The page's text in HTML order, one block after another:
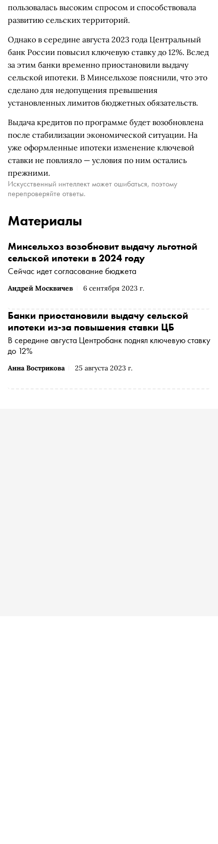
пользовалась высоким спросом и способствовала
развитию сельских территорий.
Однако в середине августа 2023 года Центральный
банк России повысил ключевую ставку до 12%. Вслед
за этим банки временно приостановили выдачу
сельской ипотеки. В Минсельхозе пояснили, что это
сделано для недопущения превышения
установленных лимитов бюджетных обязательств.
Выдача кредитов по программе будет возобновлена
после стабилизации экономической ситуации. На
уже оформленные ипотеки изменение ключевой
ставки не повлияло — условия по ним остались
прежними.
Искусственный интеллект может ошибаться, поэтому
перепроверяйте ответы.
Материалы
Андрей Москвичев 6 сентября 2023 г.
Минсельхоз возобновит выдачу льготной
сельской ипотеки в 2024 году
Сейчас идет согласование бюджета
Анна Вострикова 25 августа 2023 г.
Банки приостановили выдачу сельской
ипотеки из-за повышения ставки ЦБ
В середине августа Центробанк поднял ключевую ставку
до 12%